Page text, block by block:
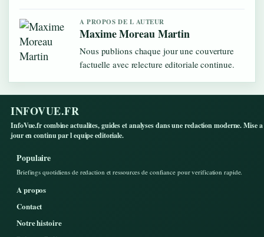
A PROPOS DE L AUTEUR
Maxime Moreau Martin
Nous publions chaque jour une couverture
factuelle avec relecture editoriale continue.
INFOVUE.FR
InfoVue.fr combine actualites, guides et analyses dans une redaction moderne. Mise a
jour en continu par l equipe editoriale.
Populaire
Briefings quotidiens de redaction et ressources de confiance pour verification rapide.
A propos
Contact
Notre histoire